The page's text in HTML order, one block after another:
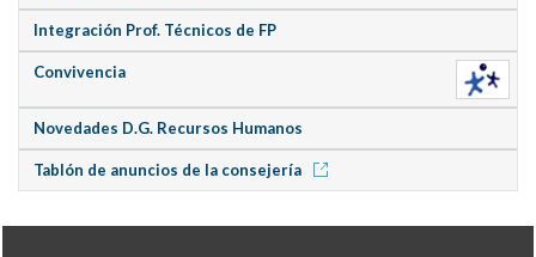
Integración Prof. Técnicos de FP
Convivencia
Novedades D.G. Recursos Humanos
Tablón de anuncios de la consejería